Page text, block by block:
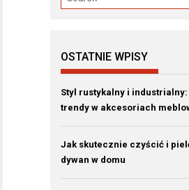
OSTATNIE WPISY
Styl rustykalny i
trendy w akcesoriach
Jak skutecznie czyścić i
dywan w domu